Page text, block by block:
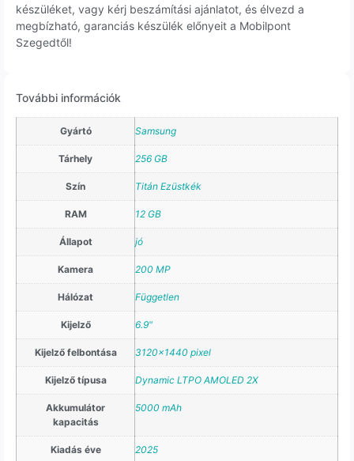
készüléket, vagy kérj beszámítási ajánlatot, és élvezd a
megbízható, garanciás készülék előnyeit a Mobilpont
Szegedtől!
További információk
Gyártó Samsung
Tárhely 256 GB
Szín Titán Ezüstkék
RAM 12 GB
Állapot jó
Kamera 200 MP
Hálózat Független
Kijelző 6.9"
Kijelző felbontása 3120×1440 pixel
Kijelző típusa Dynamic LTPO AMOLED 2X
Akkumulátor
kapacitás
5000 mAh
Kiadás éve 2025